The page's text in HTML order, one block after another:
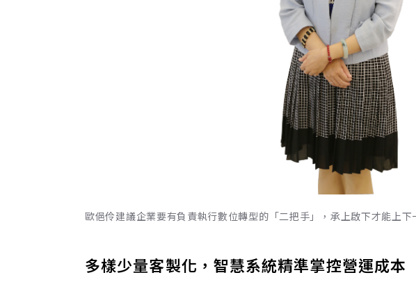
歐俋伶建議企業要有負責執行數位轉型的「二把手」，承上啟下才能上下
多樣少量客製化，智慧系統精準掌控營運成本